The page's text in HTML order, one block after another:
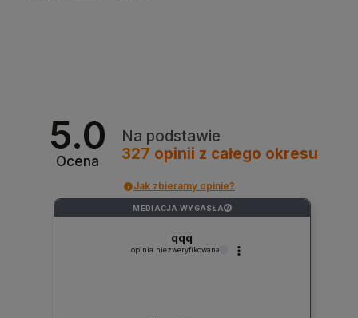
5.0
Ocena
Na podstawie
327 opinii z całego okresu
Jak zbieramy opinie?
MEDIACJA WYGASŁA ?
qqq
opinia niezweryfikowana